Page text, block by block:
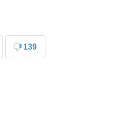
139